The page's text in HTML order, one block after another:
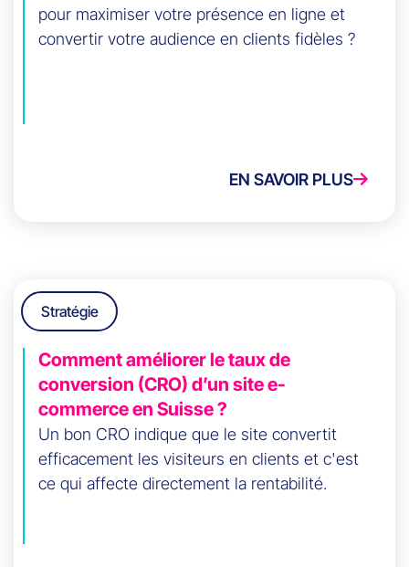
pour maximiser votre présence en ligne et
convertir votre audience en clients fidèles ?
EN SAVOIR PLUS
Stratégie
Comment améliorer le taux de
conversion (CRO) d’un site e-
commerce en Suisse ?
Un bon CRO indique que le site convertit
efficacement les visiteurs en clients et c'est
ce qui affecte directement la rentabilité.